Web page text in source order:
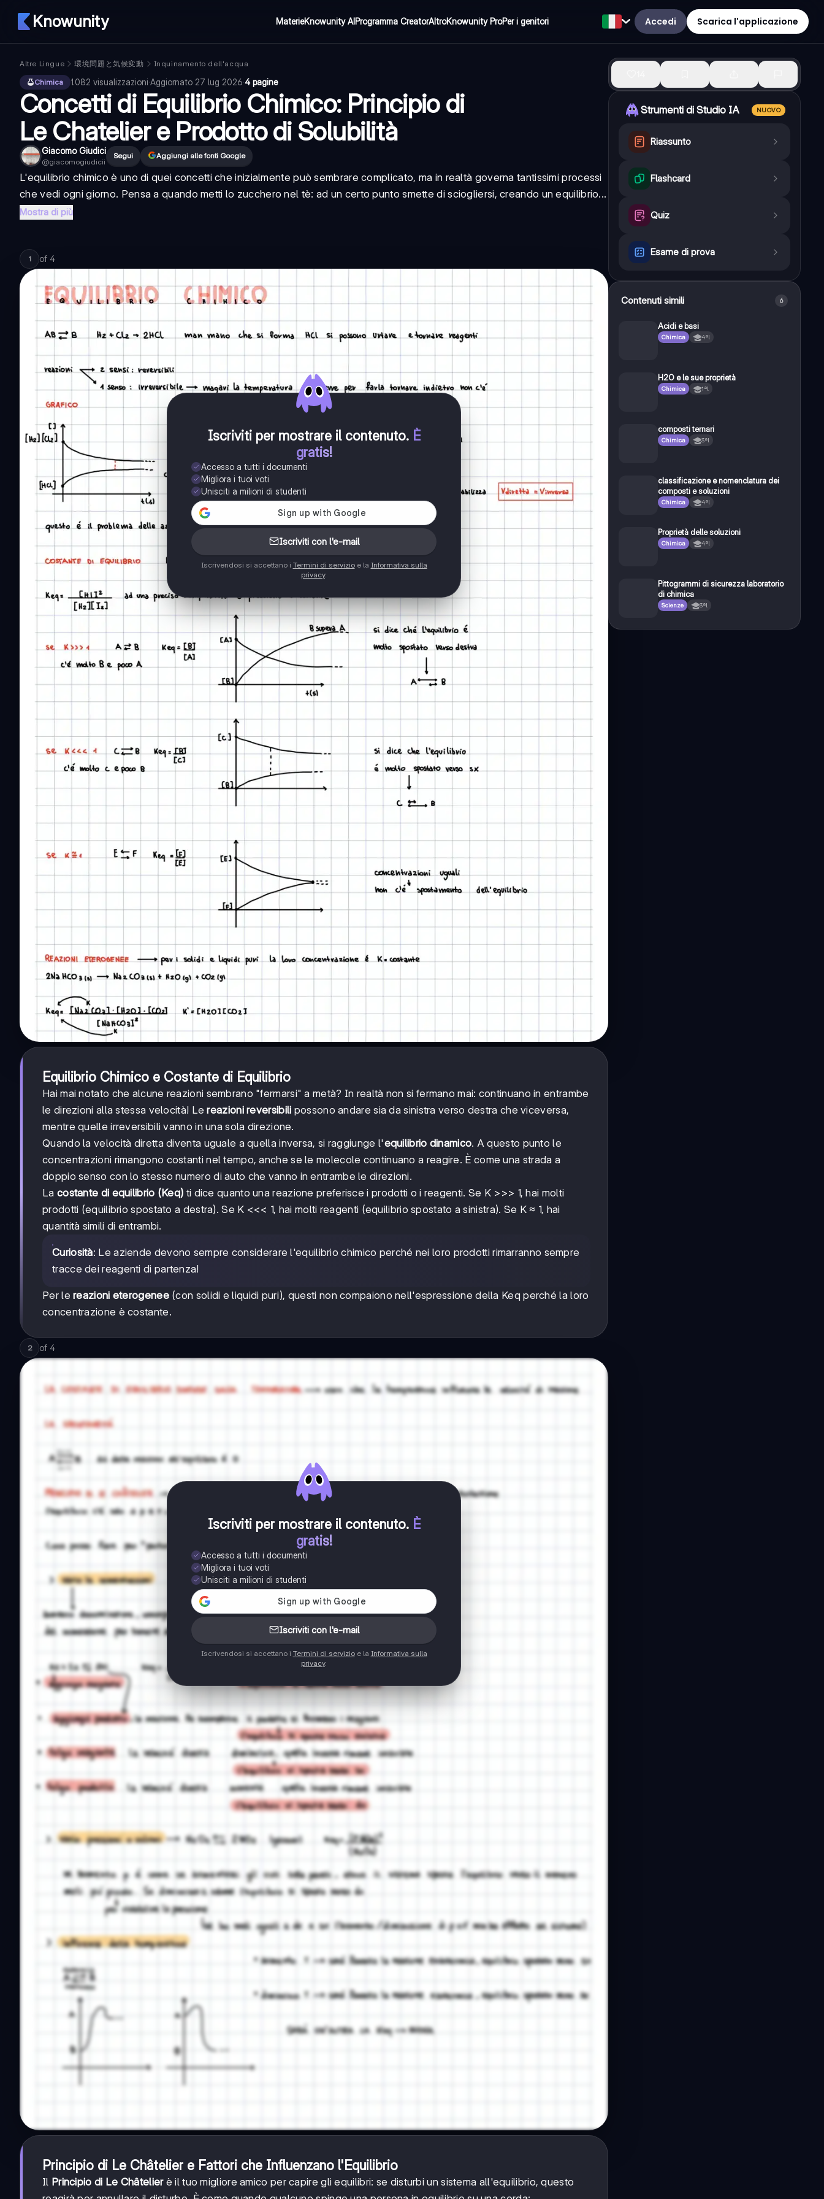
Knowunity MaterieKnowunity AIProgramma CreatorAltroKnowunity ProPer i genitori Accedi Scarica l'applicazione
Altre Lingue 環境問題と気候変動
Inquinamento dell'acqua
Chimica
1.082 visualizzazioni·Aggiornato 27 lug 2026·4 pagine
Concetti di Equilibrio Chimico: Principio di
Le Chatelier e Prodotto di Solubilità
Giacomo Giudici
@giacomogiudicii
Segui Aggiungi alle fonti Google
L'equilibrio chimico è uno di quei concetti che inizialmente può sembrare complicato, ma in realtà governa tantissimi processi
che vedi ogni giorno. Pensa a quando metti lo zucchero nel tè: ad un certo punto smette di sciogliersi, creando un equilibrio...
Mostra di più
1 of 4
Iscriviti per mostrare il contenuto. È
gratis!
Accesso a tutti i documenti
Migliora i tuoi voti
Unisciti a milioni di studenti
Iscriviti con l'e-mail
Iscrivendosi si accettano i Termini di servizioe la Informativa sulla
privacy.
Equilibrio Chimico e Costante di Equilibrio
Hai mai notato che alcune reazioni sembrano "fermarsi" a metà? In realtà non si fermano mai: continuano in entrambe
le direzioni alla stessa velocità! Lereazioni reversibili possono andare sia da sinistra verso destra che viceversa,
mentre quelle irreversibili vanno in una sola direzione.
Quando la velocità diretta diventa uguale a quella inversa, si raggiunge l'equilibrio dinamico. A questo punto le
concentrazioni rimangono costanti nel tempo, anche se le molecole continuano a reagire. È come una strada a
doppio senso con lo stesso numero di auto che vanno in entrambe le direzioni.
La costante di equilibrio (Keq) ti dice quanto una reazione preferisce i prodotti o i reagenti. Se K >>> 1, hai molti
prodotti (equilibrio spostato a destra). Se K <<< 1, hai molti reagenti (equilibrio spostato a sinistra). Se K ≈ 1, hai
quantità simili di entrambi.
Curiosità: Le aziende devono sempre considerare l'equilibrio chimico perché nei loro prodotti rimarranno sempre
tracce dei reagenti di partenza!
Per lereazioni eterogenee(con solidi e liquidi puri), questi non compaiono nell'espressione della Keq perché la loro
concentrazione è costante.
2 of 4
Iscriviti per mostrare il contenuto. È
gratis!
Accesso a tutti i documenti
Migliora i tuoi voti
Unisciti a milioni di studenti
Iscriviti con l'e-mail
Iscrivendosi si accettano i Termini di servizioe la Informativa sulla
privacy.
Principio di Le Châtelier e Fattori che Influenzano l'Equilibrio
Il Principio di Le Châtelierè il tuo migliore amico per capire gli equilibri: se disturbi un sistema all'equilibrio, questo
Strumenti di Studio IA NUOVO
Riassunto
Flashcard
Quiz
Esame di prova
Contenuti simili 6
Acidi e basi
Chimica 4ªl
H2O e le sue proprietà
Chimica 1ªl
composti ternari
Chimica 3ªl
classificazione e nomenclatura dei
composti e soluzioni
Chimica 4ªl
Proprietà delle soluzioni
Chimica 4ªl
Pittogrammi di sicurezza laboratorio
di chimica
Scienze 3ªl